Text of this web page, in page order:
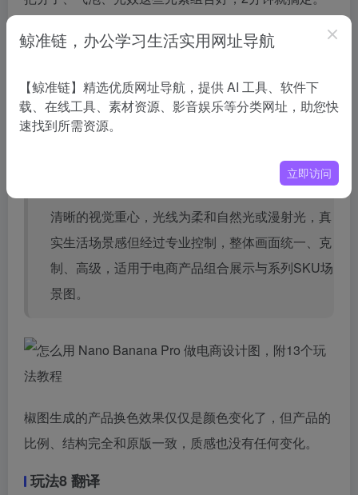
玩法7 换产品颜色
提示词：基于产品的实拍照片，生成电商场景图，
现代生活美学风格，干净、自然、有留白。图中产
品为主推款，添加仅更换包装颜色的多个版本（粉
色、紫色、蓝色、绿色、黑色、黄色），比例与质
感完全一致。多支产品采用有秩序的错落排列，有
清晰的视觉重心，光线为柔和自然光或漫射光，真
实生活场景感但经过专业控制，整体画面统一、克
制、高级，适用于电商产品组合展示与系列SKU场
景图。
椒图生成的产品换色效果仅仅是颜色变化了，但产品的
比例、结构完全和原版一致，质感也没有任何变化。
玩法8 翻译
鲸准链，办公学习生活实用网址导航
【鲸准链】精选优质网址导航，提供 AI 工具、软件下
载、在线工具、素材资源、影音娱乐等分类网址，助您快
速找到所需资源。
立即访问